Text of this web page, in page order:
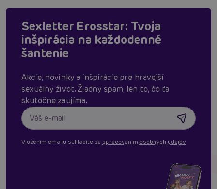
Sexletter Erosstar: Tvoja
inšpirácia na každodenné
šantenie
Akcie, novinky a inšpirácie pre hravejší
sexuálny život. Žiadny spam, len to, čo ťa
skutočne zaujíma.
Vložením emailu súhlasíte sa spracovaním osobných údajov